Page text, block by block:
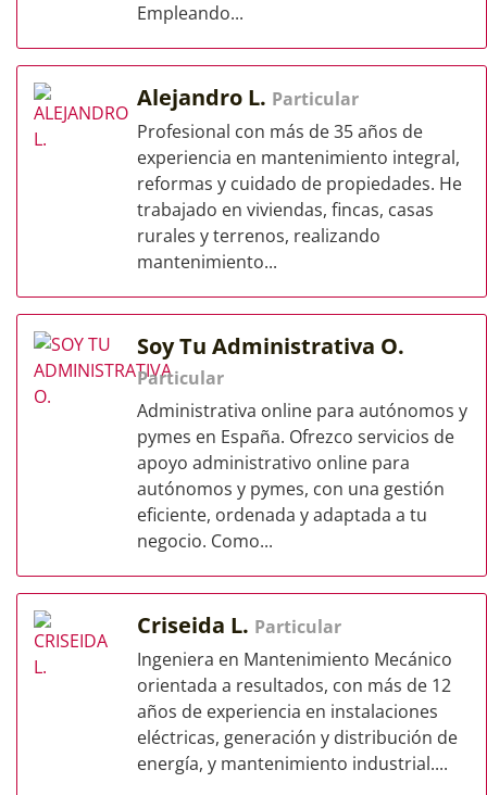
Empleando...
Alejandro L. Particular
Profesional con más de 35 años de
experiencia en mantenimiento integral,
reformas y cuidado de propiedades. He
trabajado en viviendas, fincas, casas
rurales y terrenos, realizando
mantenimiento...
Soy Tu Administrativa O.
Particular
Administrativa online para autónomos y
pymes en España. Ofrezco servicios de
apoyo administrativo online para
autónomos y pymes, con una gestión
eficiente, ordenada y adaptada a tu
negocio. Como...
Criseida L. Particular
Ingeniera en Mantenimiento Mecánico
orientada a resultados, con más de 12
años de experiencia en instalaciones
eléctricas, generación y distribución de
energía, y mantenimiento industrial....